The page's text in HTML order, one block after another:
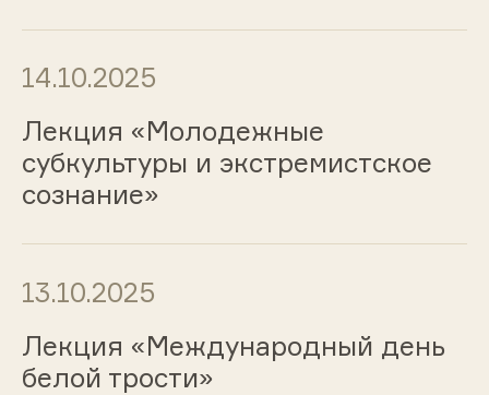
14.10.2025
Лекция «Молодежные
субкультуры и экстремистское
сознание»
13.10.2025
Лекция «Международный день
белой трости»